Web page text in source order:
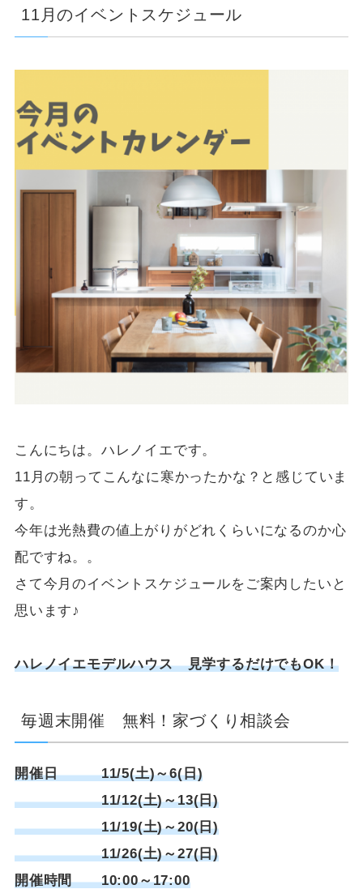
11月のイベントスケジュール
こんにちは。ハレノイエです。
11月の朝ってこんなに寒かったかな？と感じていま
す。
今年は光熱費の値上がりがどれくらいになるのか心
配ですね。。
さて今月のイベントスケジュールをご案内したいと
思います♪
ハレノイエモデルハウス 見学するだけでもOK！
毎週末開催 無料！家づくり相談会
開催日 11/5(土)～6(日)
11/12(土)～13(日)
11/19(土)～20(日)
11/26(土)～27(日)
開催時間 10:00～17:00